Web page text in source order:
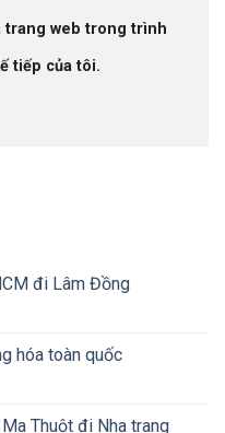
trang web trong trình
tiếp của tôi.
đi Lâm Đồng
hóa toàn quốc
Thuột đi Nha trang